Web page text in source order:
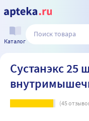
Каталог
Сустанэкс 25
(45